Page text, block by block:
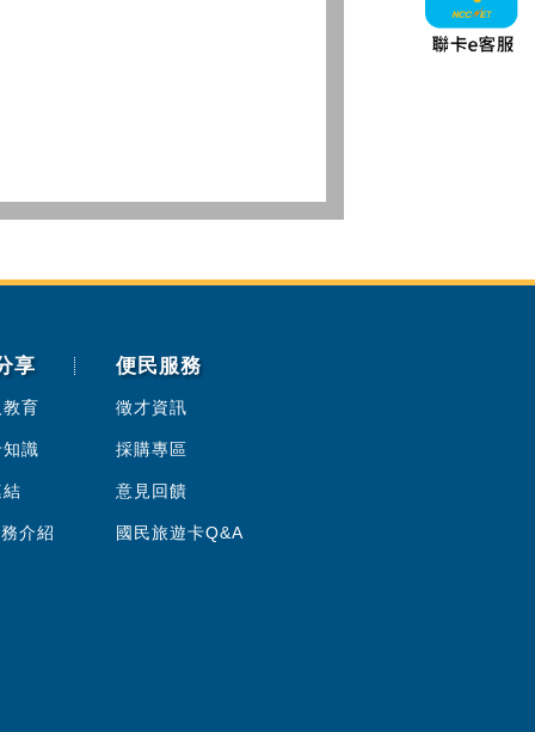
享
育
識
介紹
便民服務
徵才資訊
採購專區
意見回饋
國民旅遊卡Q&A